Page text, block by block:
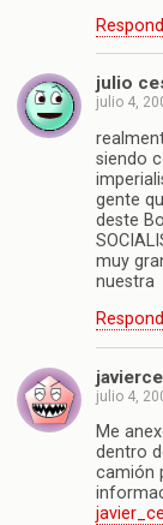
julio
julio 4,
siendo
gente
deste
muy
nuestra
julio 4,
Me
dentro
camión